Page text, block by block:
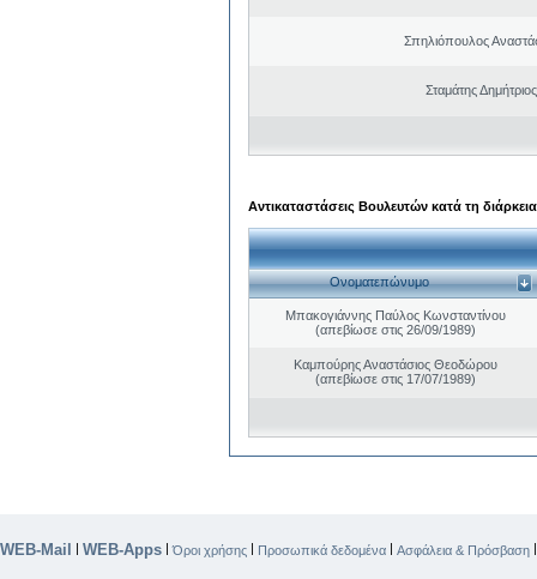
Σπηλιόπουλος
Σταμάτης
Αντικαταστάσεις Βουλευτών κατά τη
Ονοματεπώνυμο
Μπακογιάννης Παύλος Κωνσταντίνου
(απεβίωσε στις 26/09/1989)
Καμπούρης Αναστάσιος Θεοδώρου
(απεβίωσε στις 17/07/1989)
WEB-Mail | WEB-Apps |Όροι χρήσης | Προσωπικά δεδομένα | Ασφάλεια & Πρόσβαση